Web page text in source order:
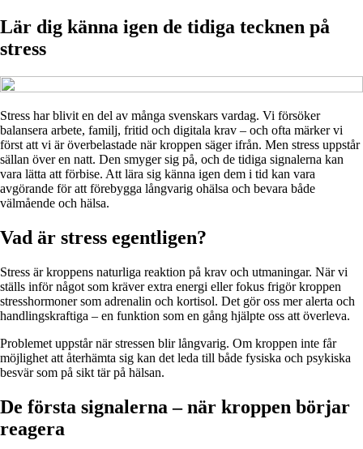
Lär dig känna igen de tidiga tecknen på
stress
Stress har blivit en del av många svenskars vardag. Vi försöker
balansera arbete, familj, fritid och digitala krav – och ofta märker vi
först att vi är överbelastade när kroppen säger ifrån. Men stress uppstår
sällan över en natt. Den smyger sig på, och de tidiga signalerna kan
vara lätta att förbise. Att lära sig känna igen dem i tid kan vara
avgörande för att förebygga långvarig ohälsa och bevara både
välmående och hälsa.
Vad är stress egentligen?
Stress är kroppens naturliga reaktion på krav och utmaningar. När vi
ställs inför något som kräver extra energi eller fokus frigör kroppen
stresshormoner som adrenalin och kortisol. Det gör oss mer alerta och
handlingskraftiga – en funktion som en gång hjälpte oss att överleva.
Problemet uppstår när stressen blir långvarig. Om kroppen inte får
möjlighet att återhämta sig kan det leda till både fysiska och psykiska
besvär som på sikt tär på hälsan.
De första signalerna – när kroppen börjar
reagera